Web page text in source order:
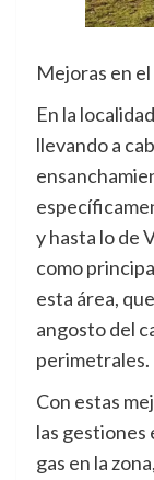
Mejoras en
En la
llevando a
y hasta lo de
como
esta área,
angosto del
perimetrales.
Con estas
las gestiones
gas en la